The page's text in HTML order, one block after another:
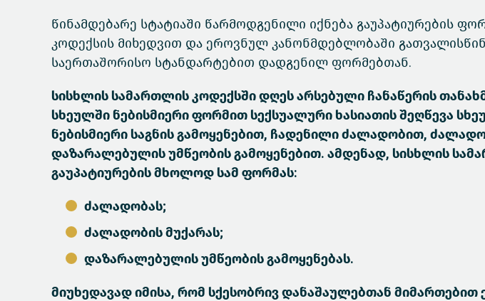
წინამდებარე სტატიაში წარმოდგენილი იქნება გაუპატიურების
კოდექსის მიხედვით და ეროვნულ კანონმდებლობაში
საერთაშორისო სტანდარტებით დადგენილ ფორმებთან.
სისხლის სამართლის კოდექსში დღეს არსებული ჩანაწერის
სხეულში ნებისმიერი ფორმით სექსუალური ხასიათის შეღწევა
ნებისმიერი საგნის გამოყენებით, ჩადენილი ძალადობით,
დაზარალებულის უმწეობის გამოყენებით. ამდენად, სისხლის
გაუპატიურების მხოლოდ სამ ფორმას:
ძალადობას;
ძალადობის მუქარას;
დაზარალებულის უმწეობის გამოყენებას.
მიუხედავად იმისა, რომ სქესობრივ დანაშაულებთან